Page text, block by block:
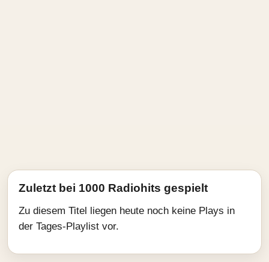
Zuletzt bei 1000 Radiohits gespielt
Zu diesem Titel liegen heute noch keine Plays in
der Tages-Playlist vor.